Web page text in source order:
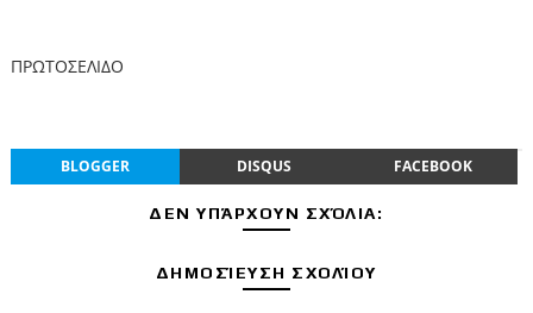
ΠΡΩΤΟΣΕΛΙΔΟ
BLOGGER DISQUS FACEBOOK
ΔΕΝ ΥΠΆΡΧΟΥΝ ΣΧΌΛΙΑ:
ΔΗΜΟΣΊΕΥΣΗ ΣΧΟΛΊΟΥ